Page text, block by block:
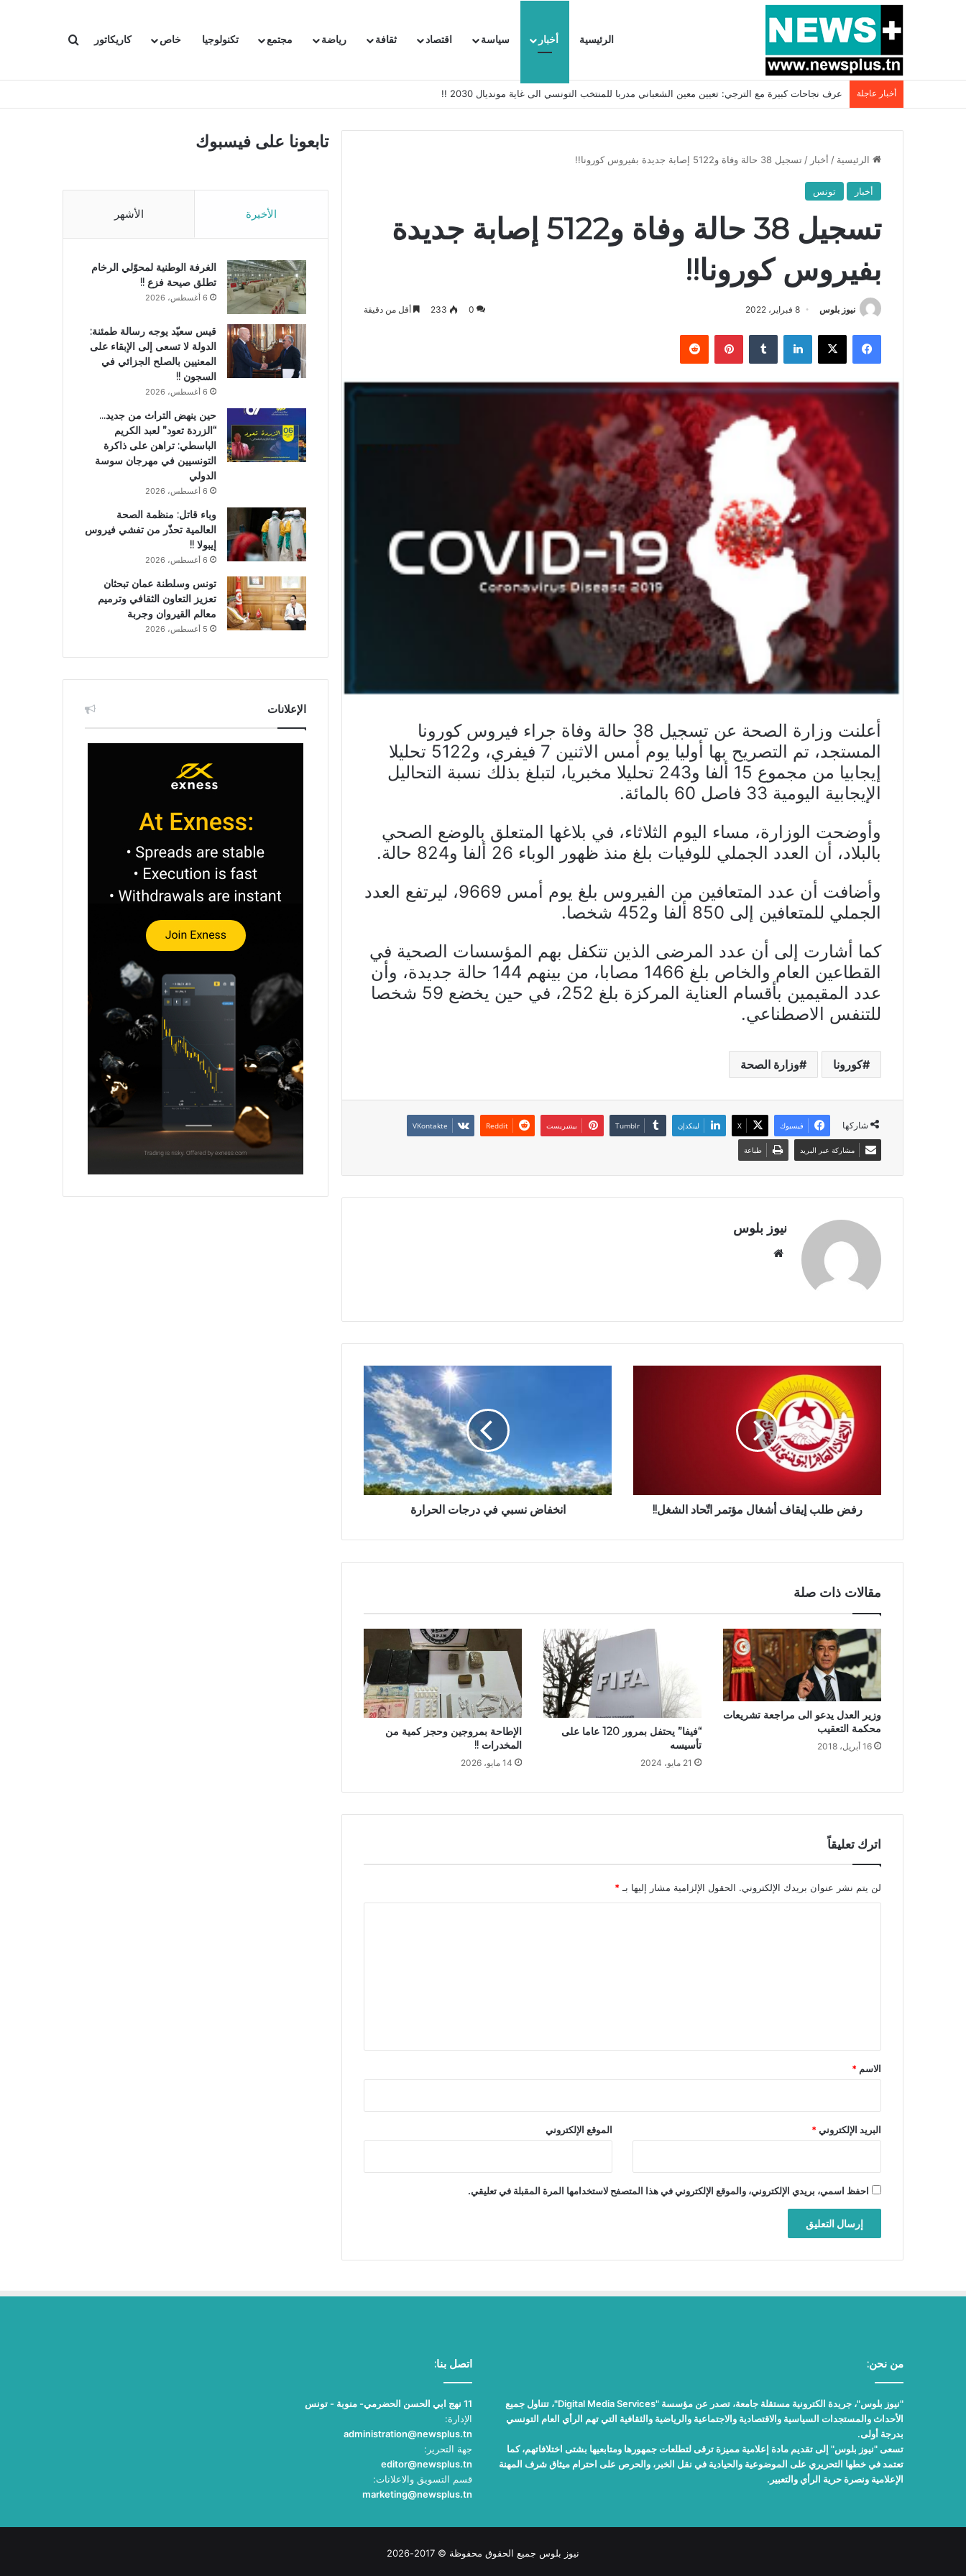
الرئيسية أخبار سياسة اقتصاد ثقافة رياضة مجتمع تكنولوجيا خاص كاريكاتور بحث عن
أخبار عاجلة بسبب المرزوقي وبتكليف من سعيّد: الخارجية تستدعي السفيرة الفرنسية بتونس وتبلغها احتجاجا شديد اللهجة !!
الرئيسية / أخبار / تسجيل 38 حالة وفاة و5122 إصابة جديدة بفيروس كورونا!!
أخبار تونس
تسجيل 38 حالة وفاة و5122 إصابة جديدة
بفيروس كورونا!!
نيوز بلوس 8 فبراير، 2022 0
233 أقل من دقيقة
فيسبوك X لينكدإن بينتيريست
أعلنت وزارة الصحة عن تسجيل 38 حالة وفاة جراء فيروس كورونا
المستجد، تم التصريح بها أوليا يوم أمس الاثنين 7 فيفري، و5122 تحليلا
إيجابيا من مجموع 15 ألفا و243 تحليلا مخبريا، لتبلغ بذلك نسبة التحاليل
الإيجابية اليومية 33 فاصل 60 بالمائة.
وأوضحت الوزارة، مساء اليوم الثلاثاء، في بلاغها المتعلق بالوضع الصحي
بالبلاد، أن العدد الجملي للوفيات بلغ منذ ظهور الوباء 26 ألفا و824 حالة.
وأضافت أن عدد المتعافين من الفيروس بلغ يوم أمس 9669، ليرتفع العدد
الجملي للمتعافين إلى 850 ألفا و452 شخصا.
كما أشارت إلى أن عدد المرضى الذين تتكفل بهم المؤسسات الصحية في
القطاعين العام والخاص بلغ 1466 مصابا، من بينهم 144 حالة جديدة، وأن
عدد المقيمين بأقسام العناية المركزة بلغ 252، في حين يخضع 59 شخصا
للتنفس الاصطناعي.
كورونا وزارة الصحة
شاركها فيسبوك X لينكدإن بينتيريست
مشاركة عبر البريد طباعة
نيوز بلوس
رفض طلب إيقاف أشغال مؤتمر اتّحاد الشغل!! انخفاض نسبي في درجات الحرارة
مقالات ذات صلة
وزير العدل يدعو الى مراجعة تشريعات
محكمة التعقيب
16 أبريل، 2018
“فيفا” يحتفل بمرور 120 عاما على
تأسيسه
21 مايو، 2024
الإطاحة بمروجين وحجز كمية من
المخدرات !!
14 مايو، 2026
اترك تعليقاً
لن يتم نشر عنوان بريدك الإلكتروني. الحقول الإلزامية مشار إليها بـ *
*
الاسم *
البريد الإلكتروني* الموقع الإلكتروني
احفظ اسمي، بريدي الإلكتروني، والموقع الإلكتروني في هذا المتصفح لاستخدامها المرة المقبلة في تعليقي.
تابعونا على فيسبوك
الأخيرة الأشهر
الغرفة الوطنية لمحوّلي الرخام
تطلق صيحة فزع !!
6 أغسطس، 2026
قيس سعيّد يوجه رسالة طمئنة:
الدولة لا تسعى إلى الإبقاء على
المعنيين بالصلح الجزائي في
السجون !!
6 أغسطس، 2026
حين ينهض التراث من جديد…
“الزردة تعود” لعبد الكريم
الباسطي: تراهن على ذاكرة
التونسيين في مهرجان سوسة
الدولي
6 أغسطس، 2026
وباء قاتل: منظمة الصحة
العالمية تحذّر من تفشي فيروس
إيبولا !!
6 أغسطس، 2026
تونس وسلطنة عمان تبحثان
تعزيز التعاون الثقافي وترميم
معالم القيروان وجربة
5 أغسطس، 2026
الإعلانات
من نحن:
"نيوز بلوس"، جريدة الكترونية مستقلة جامعة، تصدر عن مؤسسة "Digital Media Services"، تتناول جميع
الأحداث والمستجدات السياسية والاقتصادية والاجتماعية والرياضية والثقافية التي تهم الرأي العام التونسي
بدرجة أولى.
تسعى "نيوز بلوس" إلى تقديم مادة إعلامية مميزة ترقى لتطلعات جمهورها ومتابعيها بشتى اختلافاتهم، كما
تعتمد في خطها التحريري على الموضوعية والحيادية في نقل الخبر، والحرص على احترام ميثاق شرف المهنة
الإعلامية ونصرة حرية الرأي والتعبير.
اتصل بنا:
11 نهج ابي الحسن الحضرمي- منوبة - تونس
الإدارة:
administration@newsplus.tn
جهة التحرير:
editor@newsplus.tn
قسم التسويق والاعلانات:
marketing@newsplus.tn
نيوز بلوس جميع الحقوق محفوظة © 2017-2026